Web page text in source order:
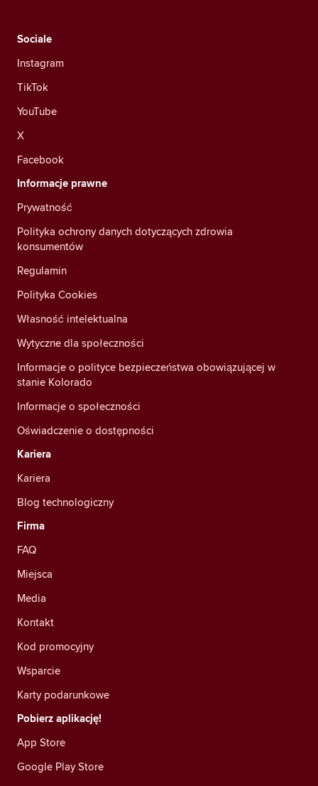
Sociale
Instagram
TikTok
YouTube
X
Facebook
Informacje prawne
Prywatność
Polityka ochrony danych dotyczących zdrowia
konsumentów
Regulamin
Polityka Cookies
Własność intelektualna
Wytyczne dla społeczności
Informacje o polityce bezpieczeństwa obowiązującej w
stanie Kolorado
Informacje o społeczności
Oświadczenie o dostępności
Kariera
Kariera
Blog technologiczny
Firma
FAQ
Miejsca
Media
Kontakt
Kod promocyjny
Wsparcie
Karty podarunkowe
Pobierz aplikację!
App Store
Google Play Store